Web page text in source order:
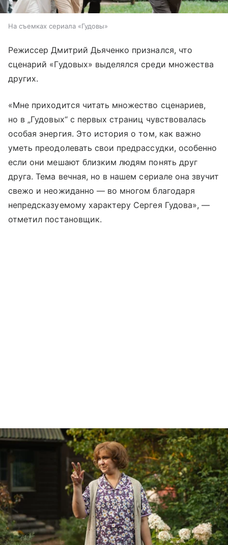
На съемках сериала «Гудовы»
Режиссер Дмитрий Дьяченко признался, что
сценарий «Гудовых» выделялся среди множества
других.
«Мне приходится читать множество сценариев,
но в „Гудовых“ с первых страниц чувствовалась
особая энергия. Это история о том, как важно
уметь преодолевать свои предрассудки, особенно
если они мешают близким людям понять друг
друга. Тема вечная, но в нашем сериале она звучит
свежо и неожиданно — во многом благодаря
непредсказуемому характеру Сергея Гудова», —
отметил постановщик.